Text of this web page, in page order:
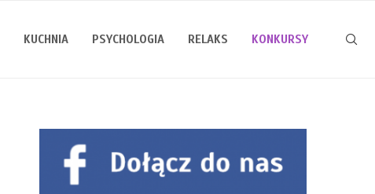
KUCHNIA PSYCHOLOGIA RELAKS KONKURSY